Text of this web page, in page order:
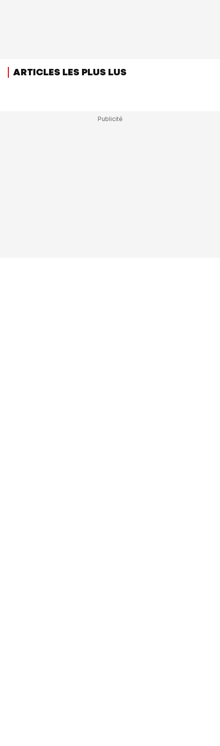
ARTICLES LES PLUS LUS